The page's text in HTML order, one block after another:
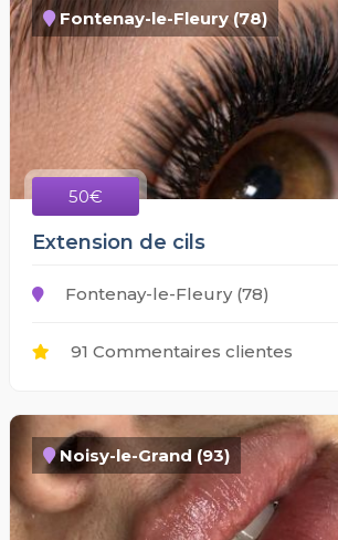
Fontenay-le-Fleury (78)
50€
Extension de cils
Fontenay-le-Fleury (78)
91 Commentaires clientes
Noisy-le-Grand (93)